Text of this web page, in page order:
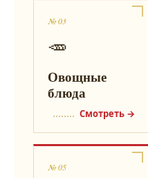
№ 03
🥕
Овощные
блюда
Смотреть →
№ 05